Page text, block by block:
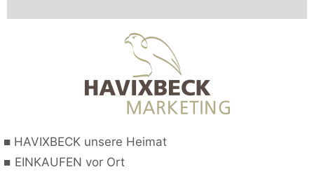
■ HAVIXBECK unsere Heimat
■ EINKAUFEN vor Ort